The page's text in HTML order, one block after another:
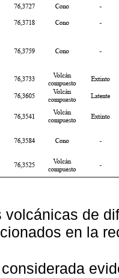
volcánicas de
en la